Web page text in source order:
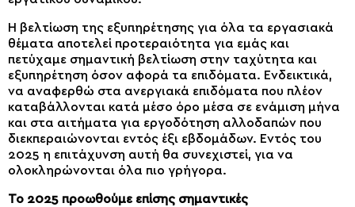
Η βελτίωση της εξυπηρέτησης για όλα τα εργασιακά
θέματα αποτελεί προτεραιότητα για εμάς και
πετύχαμε σημαντική βελτίωση στην ταχύτητα και
εξυπηρέτηση όσον αφορά τα επιδόματα. Ενδεικτικά,
να αναφερθώ στα ανεργιακά επιδόματα που πλέον
καταβάλλονται κατά μέσο όρο μέσα σε ενάμιση μήνα
και στα αιτήματα για εργοδότηση αλλοδαπών που
διεκπεραιώνονται εντός έξι εβδομάδων. Εντός του
2025 η επιτάχυνση αυτή θα συνεχιστεί, για να
ολοκληρώνονται όλα πιο γρήγορα.
Το 2025 προωθούμε επίσης σημαντικές